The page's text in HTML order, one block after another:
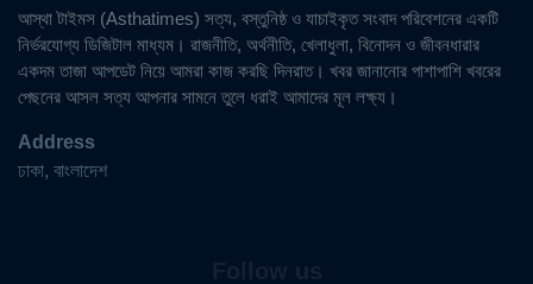
আস্থা টাইমস (Asthatimes) সত্য, বস্তুনিষ্ঠ ও যাচাইকৃত সংবাদ পরিবেশনের একটি
নির্ভরযোগ্য ডিজিটাল মাধ্যম। রাজনীতি, অর্থনীতি, খেলাধুলা, বিনোদন ও জীবনধারার
একদম তাজা আপডেট নিয়ে আমরা কাজ করছি দিনরাত। খবর জানানোর পাশাপাশি খবরের
পেছনের আসল সত্য আপনার সামনে তুলে ধরাই আমাদের মূল লক্ষ্য।
Address
ঢাকা, বাংলাদেশ